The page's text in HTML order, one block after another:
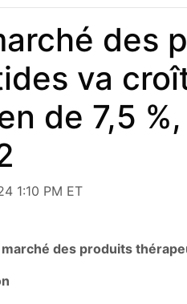
des
va
de 7,5
1:10 PM ET
des produits